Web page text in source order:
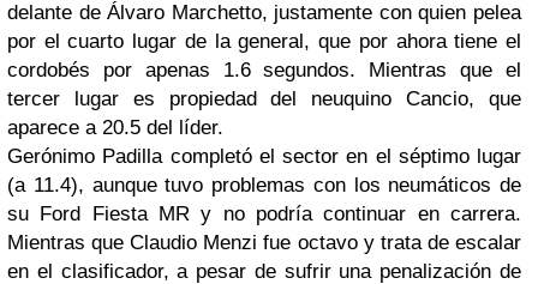
delante de Álvaro Marchetto, justamente con quien pelea
por el cuarto lugar de la general, que por ahora tiene el
cordobés por apenas 1.6 segundos. Mientras que el
tercer lugar es propiedad del neuquino Cancio, que
aparece a 20.5 del líder.
Gerónimo Padilla completó el sector en el séptimo lugar
(a 11.4), aunque tuvo problemas con los neumáticos de
su Ford Fiesta MR y no podría continuar en carrera.
Mientras que Claudio Menzi fue octavo y trata de escalar
en el clasificador, a pesar de sufrir una penalización de